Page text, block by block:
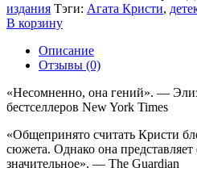
издания Тэги: Агата Кристи,
В корзину
Описание
Отзывы (0)
«Несомненно, она гений». —
бестселлеров New York Times
«Общепринято считать Кристи
сюжета. Однако она представляет
значительное». — The Guardian